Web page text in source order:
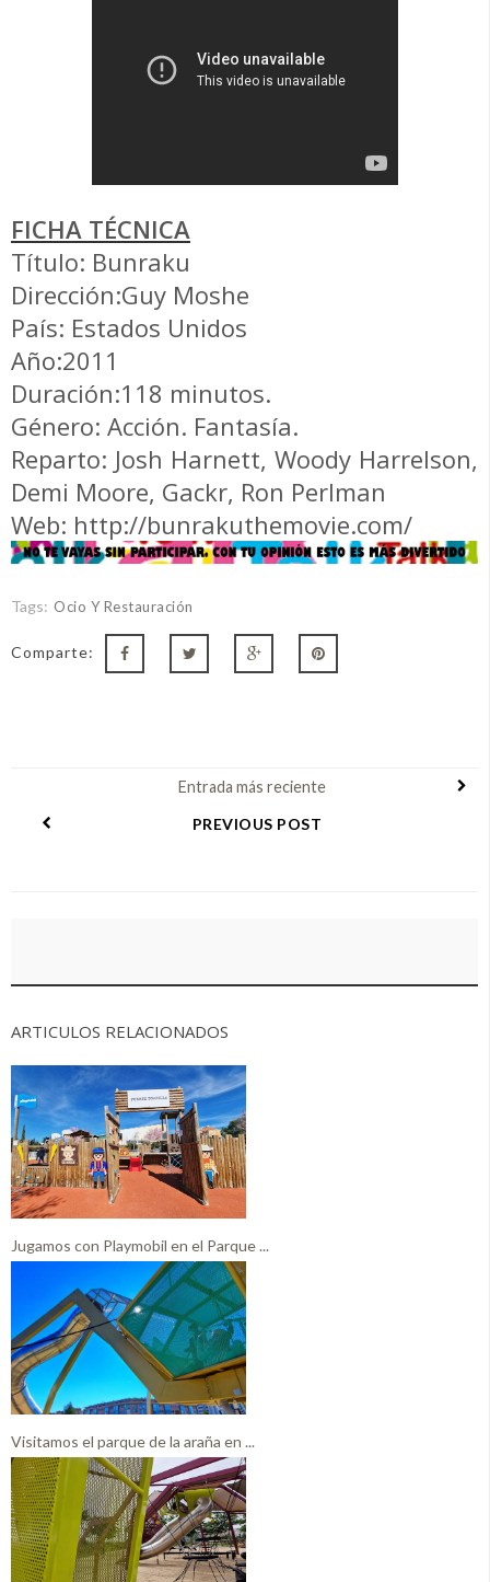
FICHA TÉCNICA
Título: Bunraku
Dirección:Guy Moshe
País: Estados Unidos
Año:2011
Duración:118 minutos.
Género: Acción. Fantasía.
Reparto: Josh Harnett, Woody Harrelson,
Demi Moore, Gackr, Ron Perlman
Web: http://bunrakuthemovie.com/
Tags: Ocio Y Restauración
Comparte:
Entrada más reciente
PREVIOUS POST
ARTICULOS RELACIONADOS
Jugamos con Playmobil en el Parque ...
Visitamos el parque de la araña en ...